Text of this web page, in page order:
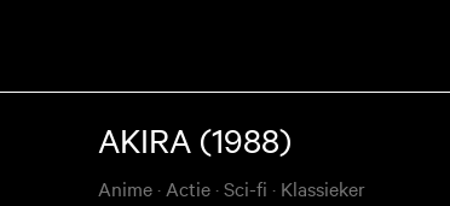
AKIRA (1988)
Anime · Actie ·Sci-fi · Klassieker